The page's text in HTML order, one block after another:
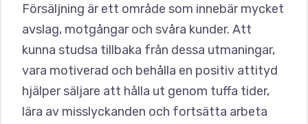
Försäljning är ett område som innebär mycket
avslag, motgångar och svåra kunder. Att
kunna studsa tillbaka från dessa utmaningar,
vara motiverad och behålla en positiv attityd
hjälper säljare att hålla ut genom tuffa tider,
lära av misslyckanden och fortsätta arbeta